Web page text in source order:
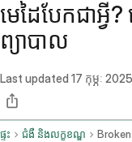
មេដៃបែក​ជាអ្
ព្យាបាល
Last updated 17 កុម្ភៈ 2025
ផ្ទះ ជំងឺ និងលក្ខខណ្ឌ